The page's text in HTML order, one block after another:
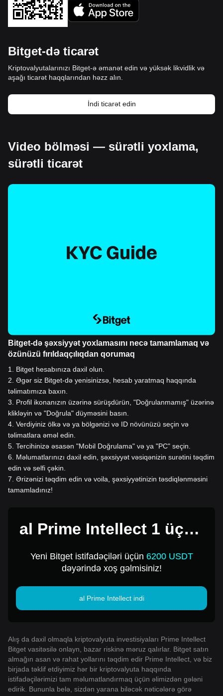
Bitget-də ticarət
Kriptovalyutalarınızı Bitget-ə əmanət edin və yüksək likvidlik və
aşağı ticarət haqqlarından həzz alın.
İndi ticarət edin
Video bölməsi — sürətli yoxlama,
sürətli ticarət
Bitget-də şəxsiyyət yoxlamasını necə tamamlamaq və
özünüzü fırıldaqçılıqdan qorumaq
1
Bitget hesabınıza daxil olun.
2 Əgər siz Bitget-də yenisinizsə, hesab yaratmaq haqqında
təlimatımıza baxın.
3
Profil ikonanızın üzərinə sürüşdürün, "Doğrulanmamış" üzərinə
klikləyin və "Doğrula" düyməsini basın.
4 Verdiyiniz ölkə və ya bölgənizi və ID növünüzü seçin və
təlimatlara əməl edin.
5 Tercihinizə əsasən "Mobil Doğrulama" və ya "PC" seçin.
6
Məlumatlarınızı daxil edin, şəxsiyyət vəsiqənizin surətini təqdim
edin və selfi çəkin.
7 Ərizənizi təqdim edin və voila, şəxsiyyətinizin təsdiqlənməsini
tamamladınız!
al Prime Intellect 1 üçün
Yeni Bitget istifadəçiləri üçün 6200 USDT
dəyərində xoş gəlmisiniz!
al Prime Intellect indi
Alış da daxil olmaqla kriptovalyuta investisiyaları Prime Intellect
Bitget vasitəsilə onlayn, bazar riskinə məruz qalırlar. Bitget satın
almağın asan və rahat yollarını təqdim edir Prime Intellect, və biz
birjada təklif etdiyimiz hər bir kriptovalyuta haqqında
istifadəçilərimizi tam məlumatlandırmaq üçün əlimizdən gələni
edirik. Bununla belə, sizdən yarana biləcək nəticələrə görə